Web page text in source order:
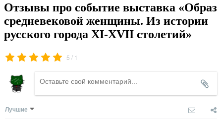
Отзывы про событие выставка «Образ
средневековой женщины. Из истории
русского города XI-XVII столетий»
5 / 1
Лучшие